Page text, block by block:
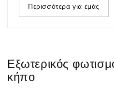
Περισσότερα για εμάς
Εξωτερικός
κήπο